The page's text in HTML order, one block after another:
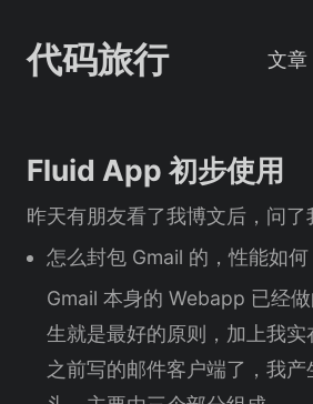
代码旅行 文章
Fluid App 初步使用
昨天有朋友看了我博文后，问了
怎么封包 Gmail 的，性能如何
Gmail 本身的 Webapp 已经
生就是最好的原则，加上我
之前写的邮件客户端了，我